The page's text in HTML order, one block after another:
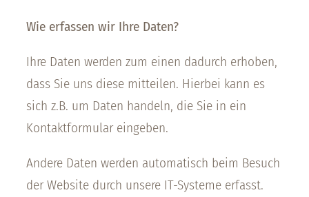
Wie erfassen wir Ihre Daten?
Ihre Daten werden zum einen dadurch erhoben,
dass Sie uns diese mitteilen. Hierbei kann es
sich z.B. um Daten handeln, die Sie in ein
Kontaktformular eingeben.
Andere Daten werden automatisch beim Besuch
der Website durch unsere IT-Systeme erfasst.